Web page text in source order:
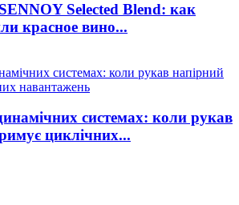
Selected Blend: как
красное вино...
системах: коли рукав
циклічних...